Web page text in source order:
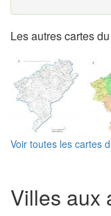
Les autres cartes
Voir toutes les cartes
Villes aux